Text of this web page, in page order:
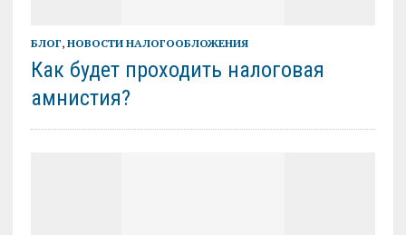
БЛОГ, НОВОСТИ НАЛОГООБЛОЖЕНИЯ
Как будет проходить налоговая
амнистия?